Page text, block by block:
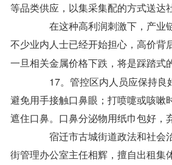
等品类供应，以集采集配的方式送达
在这种高利润刺激下，产业链
不少业内人士已经开始担心，高价背
一旦相关金属价格下跌，将是踩踏式
17。管控区内人员应保持良
避免用手接触口鼻眼；打喷嚏或咳嗽
遮住口鼻。口鼻分泌物用纸巾包好，
宿迁市古城街道政法和社会
街管理办公室主任相辉，擅自出租集